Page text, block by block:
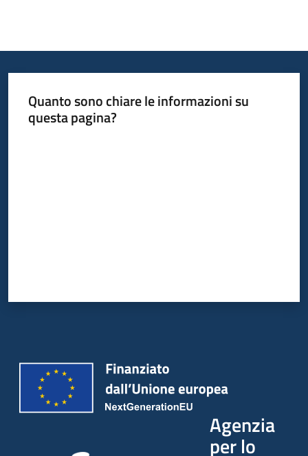
Quanto sono chiare le informazioni su
questa pagina?
Agenzia
per lo